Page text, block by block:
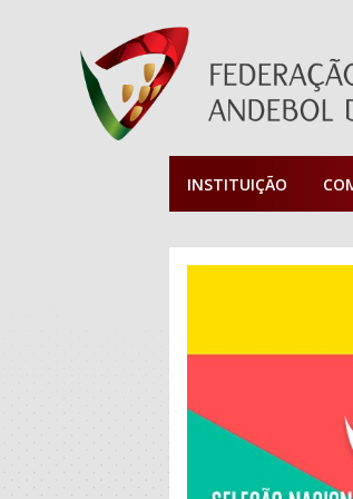
INSTITUIÇÃO